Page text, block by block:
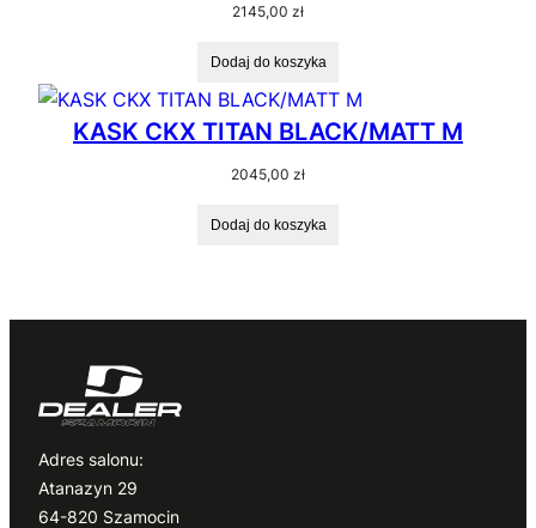
2145,00 zł
Dodaj do koszyka
KASK CKX TITAN BLACK/MATT M
2045,00 zł
Dodaj do koszyka
Adres salonu:
Atanazyn 29
64-820 Szamocin